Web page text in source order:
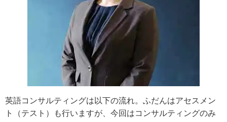
英語コンサルティングは以下の流れ。ふだんはアセスメン
ト（テスト）も行いますが、今回はコンサルティングのみ